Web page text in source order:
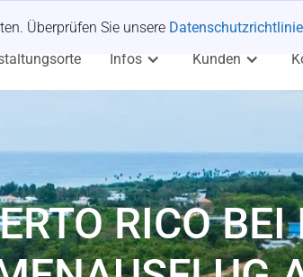
Überprüfen Sie unsere Datenschutzrichtlinie
Infos Kunden
RICO